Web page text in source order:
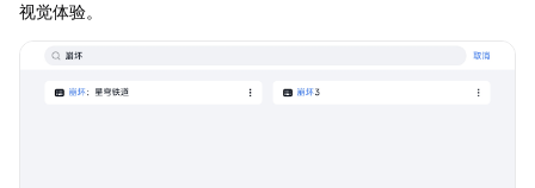
视觉体验。